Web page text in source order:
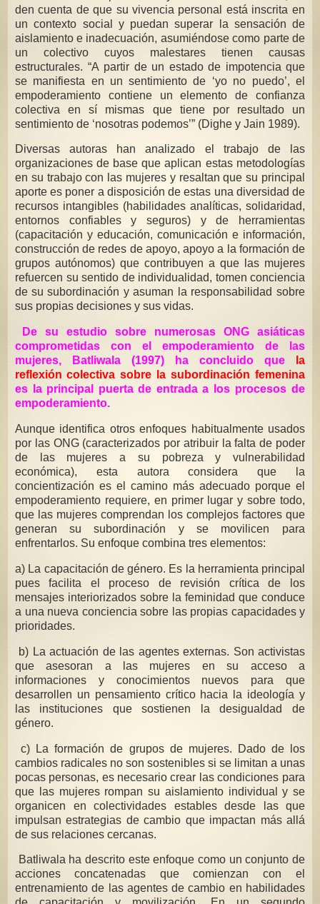
den cuenta de que su vivencia personal está inscrita en
un contexto social y puedan superar la sensación de
aislamiento e inadecuación, asumiéndose como parte de
un colectivo cuyos malestares tienen causas
estructurales. “A partir de un estado de impotencia que
se manifiesta en un sentimiento de ‘yo no puedo’, el
empoderamiento contiene un elemento de confianza
colectiva en sí mismas que tiene por resultado un
sentimiento de ‘nosotras podemos’” (Dighe y Jain 1989).
Diversas autoras han analizado el trabajo de las
organizaciones de base que aplican estas metodologías
en su trabajo con las mujeres y resaltan que su principal
aporte es poner a disposición de estas una diversidad de
recursos intangibles (habilidades analíticas, solidaridad,
entornos confiables y seguros) y de herramientas
(capacitación y educación, comunicación e información,
construcción de redes de apoyo, apoyo a la formación de
grupos autónomos) que contribuyen a que las mujeres
refuercen su sentido de individualidad, tomen conciencia
de su subordinación y asuman la responsabilidad sobre
sus propias decisiones y sus vidas.
De su estudio sobre numerosas ONG asiáticas
comprometidas con el empoderamiento de las
mujeres, Batliwala (1997) ha concluido que
la
reflexión colectiva sobre la subordinación femenina
es la principal puerta de entrada a los procesos de
empoderamiento.
Aunque identifica otros enfoques habitualmente usados
por las ONG (caracterizados por atribuir la falta de poder
de las mujeres a su pobreza y vulnerabilidad
económica), esta autora considera que la
concientización es el camino más adecuado porque el
empoderamiento requiere, en primer lugar y sobre todo,
que las mujeres comprendan los complejos factores que
generan su subordinación y se movilicen para
enfrentarlos. Su enfoque combina tres elementos:
a) La capacitación de género. Es la herramienta principal
pues facilita el proceso de revisión crítica de los
mensajes interiorizados sobre la feminidad que conduce
a una nueva conciencia sobre las propias capacidades y
prioridades.
b) La actuación de las agentes externas. Son activistas
que asesoran a las mujeres en su acceso a
informaciones y conocimientos nuevos para que
desarrollen un pensamiento crítico hacia la ideología y
las instituciones que sostienen la desigualdad de
género.
c) La formación de grupos de mujeres. Dado de los
cambios radicales no son sostenibles si se limitan a unas
pocas personas, es necesario crear las condiciones para
que las mujeres rompan su aislamiento individual y se
organicen en colectividades estables desde las que
impulsan estrategias de cambio que impactan más allá
de sus relaciones cercanas.
Batliwala ha descrito este enfoque como un conjunto de
acciones concatenadas que comienzan con el
entrenamiento de las agentes de cambio en habilidades